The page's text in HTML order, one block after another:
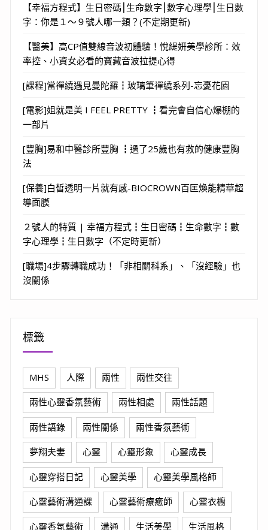
【幸福方程式】生日密碼⎮生命數字⎮數字心理學⎮生日數
字：你是１～９號人哪一類？(不定期更新)
【醫美】高CP值雙線音波初體驗！悅緹妍美學診所：效
率控、小資女必看的寶藏音波拉提心得
[課程]當禪繞遇見曼陀羅┇玻璃筆禪繞系列-忘憂花園
[電影]姐就是美 I FEEL PRETTY ┇看完會自信心爆棚的
一部片
[豐胸]易和中醫診所豐胸 ┇過了25歲也有救的健康豐胸
法
[保養]白皙透明一片就有感-BIOCROWN百匡煥能精華超
導面膜
２號人的特質 | 幸福方程式┇生日密碼┇生命數字┇數
字心理學┇生日數字（不定時更新）
[職場]4步驟轉職成功！「非相關科系」、「沒經驗」也
沒關係
標籤
MHS 人際 兩性 兩性交往
兩性心靈香氛藝術 兩性相處 兩性話題
兩性語錄 兩性關係 兩性香氛藝術
夢翔夫妻 心靈 心靈形象 心靈成長
心靈穿搭日記 心靈美學 心靈美學風格師
心靈藝術溝通課 心靈藝術療癒師 心靈衣櫥
心靈香氛藝術 溝通 生活美學 生活風格